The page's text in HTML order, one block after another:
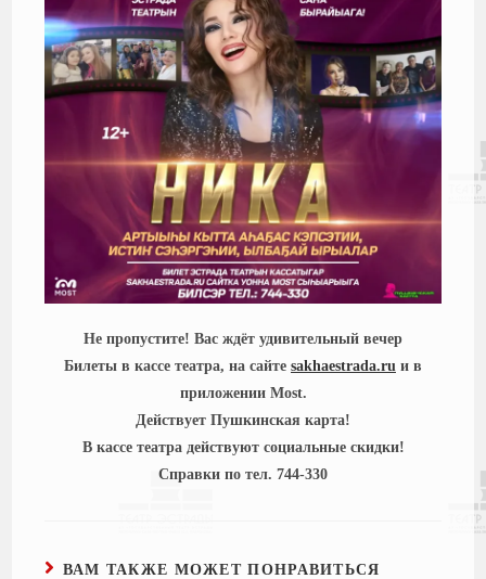
Не пропустите! Вас ждёт удивительный вечер
Билеты в кассе театра, на сайте sakhaestrada.ru и в
приложении Most.
Действует Пушкинская карта!
В кассе театра действуют социальные скидки!
Справки по тел. 744-330
ВАМ ТАКЖЕ МОЖЕТ ПОНРАВИТЬСЯ